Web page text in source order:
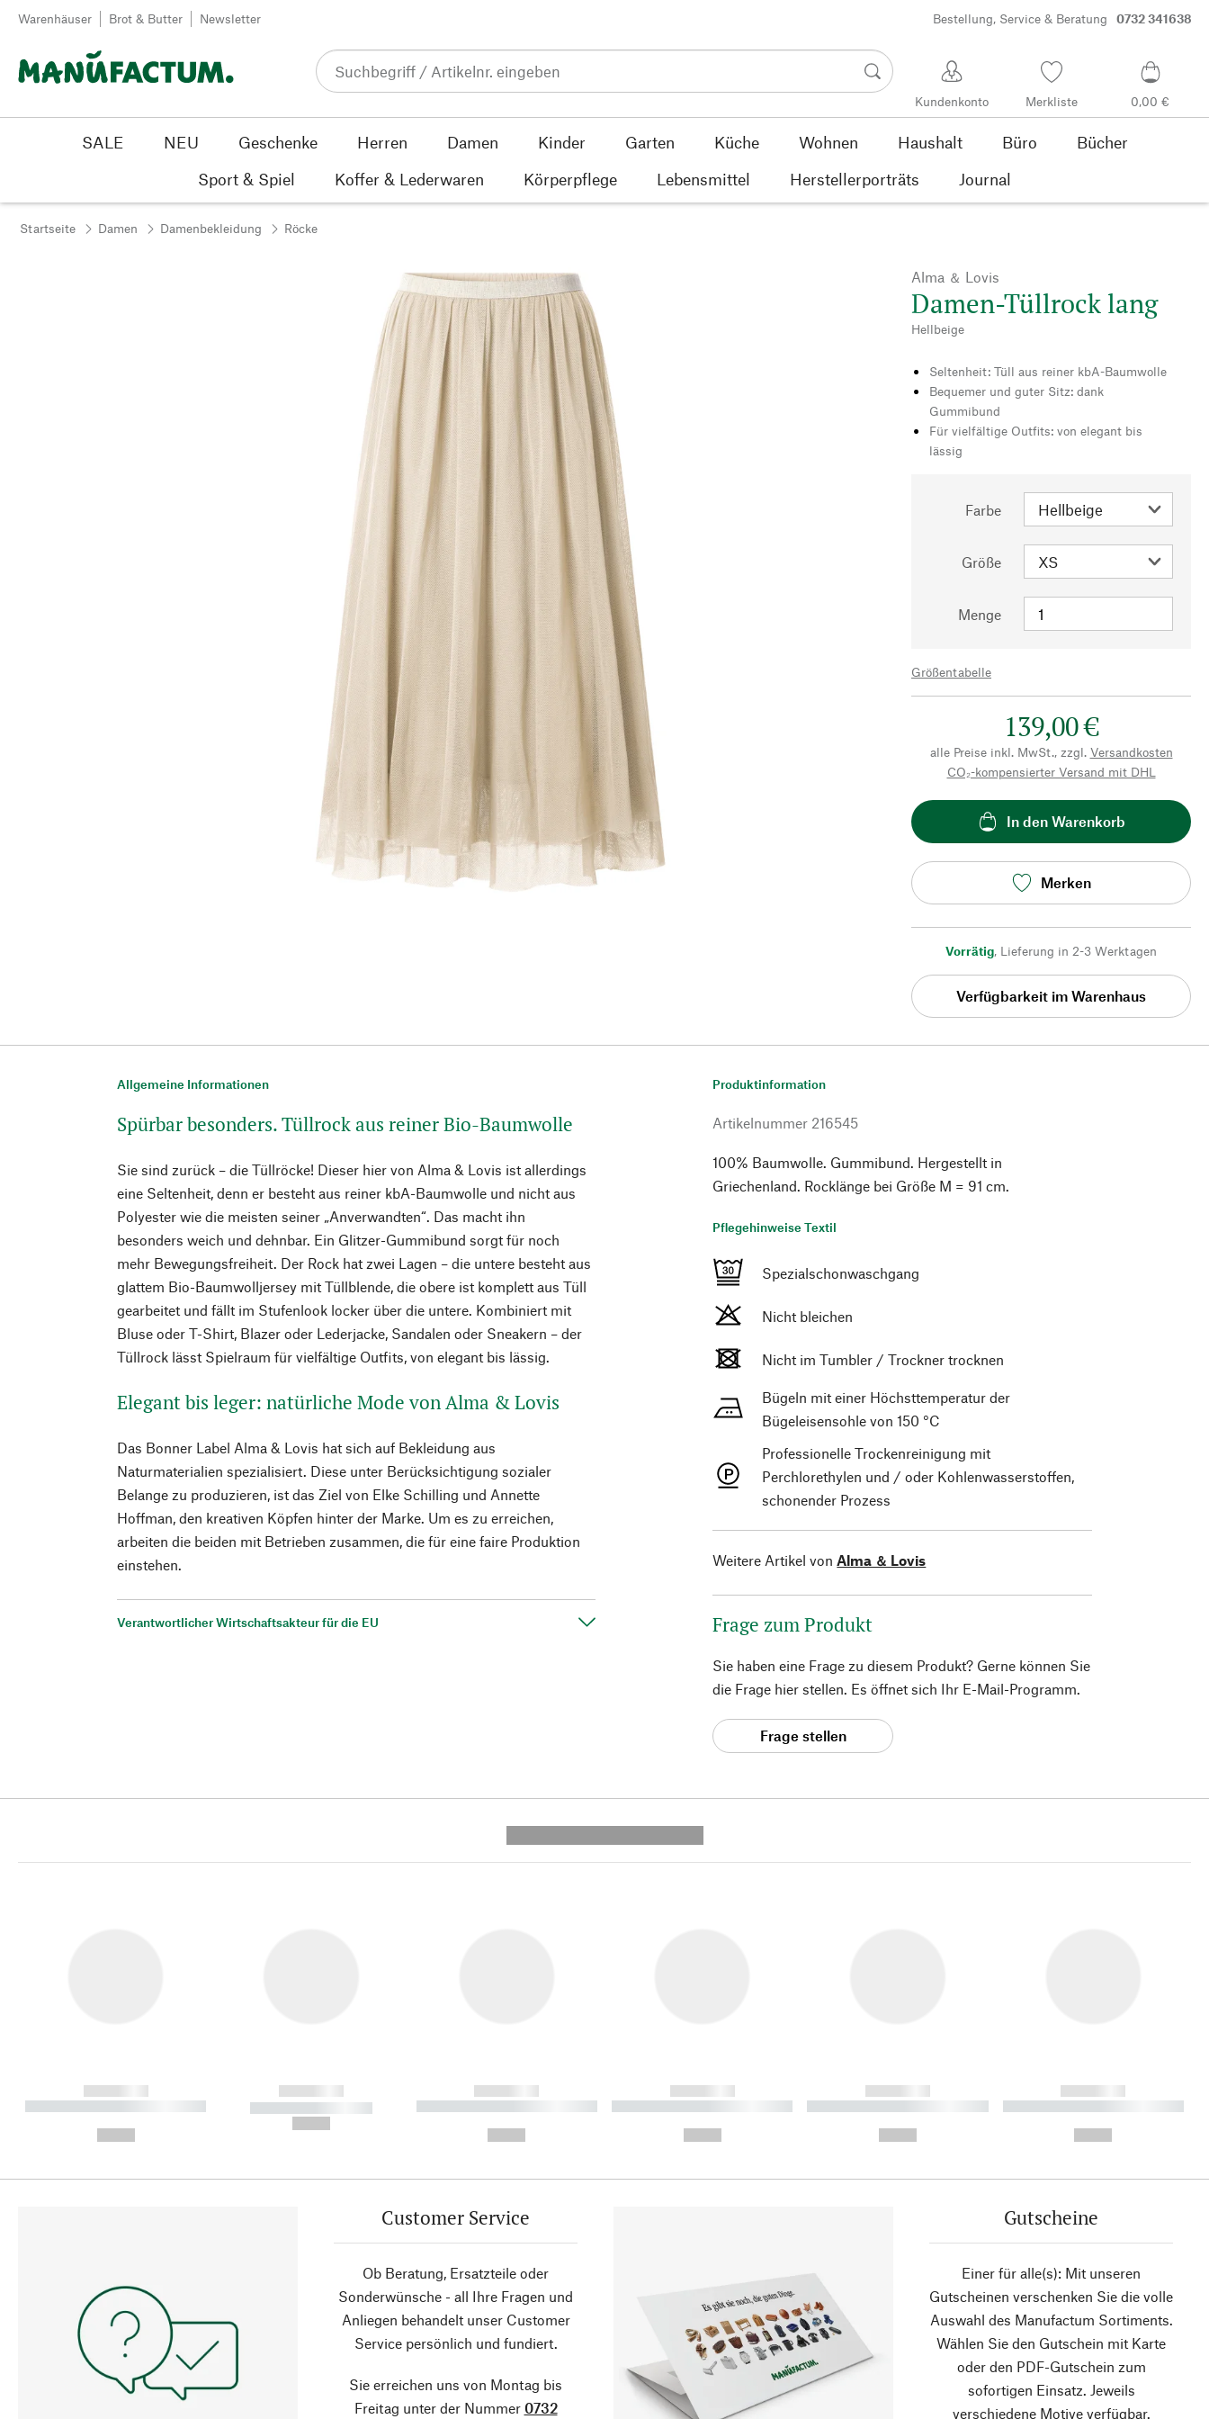
Zum Inhalt springen
Warenhäuser Brot & Butter Newsletter Bestellung, Service & Beratung 0732 341638
Kundenkonto Merkliste 0,00 €
SALE NEU Geschenke Herren Damen Kinder Garten Küche Wohnen Haushalt Büro
Bücher
Sport & Spiel
Koffer & Lederwaren Körperpflege Lebensmittel Herstellerporträts Journal
Startseite Damen Damenbekleidung Röcke
Alma ＆ Lovis
Damen-Tüllrock lang
Hellbeige
Seltenheit: Tüll aus reiner kbA-Baumwolle
Bequemer und guter Sitz: dank
Gummibund
Für vielfältige Outfits: von elegant bis
lässig
Farbe
Größe
Menge
Größentabelle
139,00 €
alle Preise inkl. MwSt., zzgl. Versandkosten
CO₂-kompensierter Versand mit DHL
In den Warenkorb
Merken
Vorrätig, Lieferung in 2-3 Werktagen
Verfügbarkeit im Warenhaus
Allgemeine Informationen
Spürbar besonders. Tüllrock aus reiner Bio-Baumwolle
Sie sind zurück – die Tüllröcke! Dieser hier von Alma & Lovis ist allerdings
eine Seltenheit, denn er besteht aus reiner kbA-Baumwolle und nicht aus
Polyester wie die meisten seiner „Anverwandten“. Das macht ihn
besonders weich und dehnbar. Ein Glitzer-Gummibund sorgt für noch
mehr Bewegungsfreiheit. Der Rock hat zwei Lagen – die untere besteht aus
glattem Bio-Baumwolljersey mit Tüllblende, die obere ist komplett aus Tüll
gearbeitet und fällt im Stufenlook locker über die untere. Kombiniert mit
Bluse oder T-Shirt, Blazer oder Lederjacke, Sandalen oder Sneakern – der
Tüllrock lässt Spielraum für vielfältige Outfits, von elegant bis lässig.
Elegant bis leger: natürliche Mode von Alma & Lovis
Das Bonner Label Alma & Lovis hat sich auf Bekleidung aus
Naturmaterialien spezialisiert. Diese unter Berücksichtigung sozialer
Belange zu produzieren, ist das Ziel von Elke Schilling und Annette
Hoffman, den kreativen Köpfen hinter der Marke. Um es zu erreichen,
arbeiten die beiden mit Betrieben zusammen, die für eine faire Produktion
einstehen.
Verantwortlicher Wirtschaftsakteur für die EU
Produktinformation
Artikelnummer 216545
100% Baumwolle. Gummibund. Hergestellt in
Griechenland. Rocklänge bei Größe M = 91 cm.
Pflegehinweise Textil
Spezialschonwaschgang
Nicht bleichen
Nicht im Tumbler / Trockner trocknen
Bügeln mit einer Höchsttemperatur der
Bügeleisensohle von 150 °C
Professionelle Trockenreinigung mit
Perchlorethylen und / oder Kohlenwasserstoffen,
schonender Prozess
Weitere Artikel von Alma ＆ Lovis
Frage zum Produkt
Sie haben eine Frage zu diesem Produkt? Gerne können Sie
die Frage hier stellen. Es öffnet sich Ihr E-Mail-Programm.
Frage stellen
------------
----------- ----------- ----------
------------
----------- -----------
------------
----------- ----------- ----------
------------
----------- ----------- ----------
------------
----------- ----------- ----------
------------
----------- ----------- ----------
Customer Service
Ob Beratung, Ersatzteile oder
Sonderwünsche - all Ihre Fragen und
Anliegen behandelt unser Customer
Service persönlich und fundiert.
Sie erreichen uns von Montag bis
Freitag unter der Nummer 0732
Gutscheine
Einer für alle(s): Mit unseren
Gutscheinen verschenken Sie die volle
Auswahl des Manufactum Sortiments.
Wählen Sie den Gutschein mit Karte
oder den PDF-Gutschein zum
sofortigen Einsatz. Jeweils
verschiedene Motive verfügbar.